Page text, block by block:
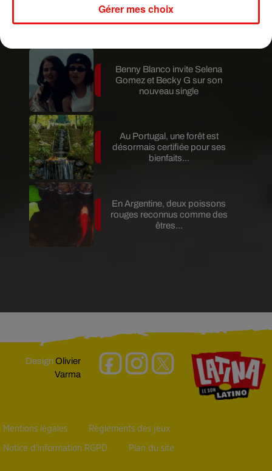
Au Guatemala, le volcan de
Benny Blanco invite Selena
Gomez et Becky G sur son
nouveau single
Au Portugal, une forêt est
désormais certifiée pour ses
bienfaits...
En Argentine, deux poissons
rouges reconnus comme des
êtres...
DesignOlivier
Varma
Mentions légales Règlements des jeux
Notice d’information RGPD Plan du site
Gérer mes choix